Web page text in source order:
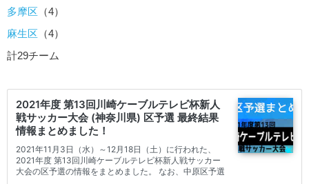
多摩区 （4）
麻生区 （4）
計29チーム